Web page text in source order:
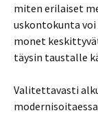
miten erilaiset
uskontokunta
monet
täysin taustalle
Valitettavasti